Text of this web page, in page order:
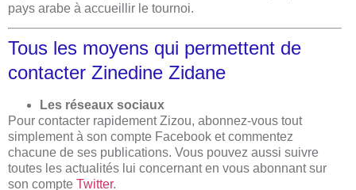
pays arabe à accueillir le tournoi.
Tous les moyens qui permettent de
contacter Zinedine Zidane
Les réseaux sociaux
Pour contacter rapidement Zizou, abonnez-vous tout
simplement à son compte Facebook et commentez
chacune de ses publications. Vous pouvez aussi suivre
toutes les actualités lui concernant en vous abonnant sur
son compte Twitter.